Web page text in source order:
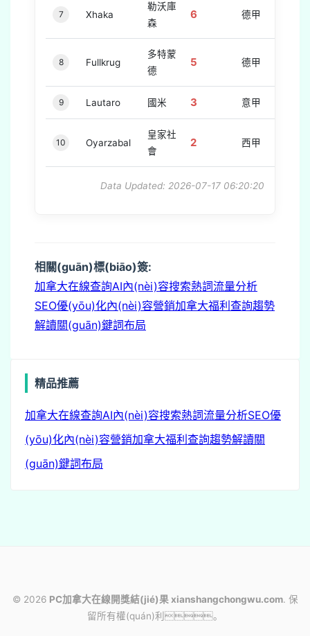
7 Xhaka
勒沃庫
森
6 德甲
8 Fullkrug
多特蒙
德
5 德甲
9 Lautaro 國米 3 意甲
10 Oyarzabal
皇家社
會
2 西甲
Data Updated: 2026-07-17 06:20:20
相關(guān)標(biāo)簽:
加拿大在線查詢AI內(nèi)容搜索熱詞流量分析
SEO優(yōu)化內(nèi)容營銷加拿大福利查詢趨勢
解讀關(guān)鍵詞布局
精品推薦
m
加拿大在線查詢AI內(nèi)容搜索熱詞流量分析SEO優
(yōu)化內(nèi)容營銷加拿大福利查詢趨勢解讀關
(guān)鍵詞布局
© 2026 PC加拿大在線開獎結(jié)果 xianshangchongwu.com. 保
留所有權(quán)利。